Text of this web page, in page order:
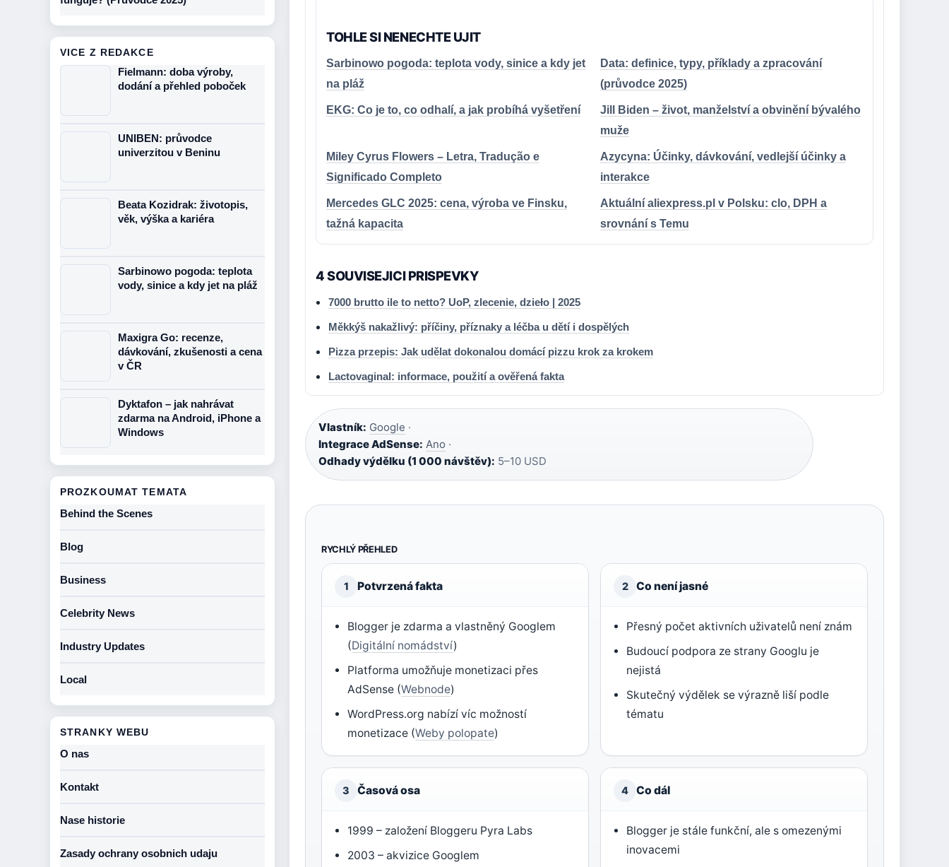
TOHLE SI NENECHTE UJIT
Sarbinowo pogoda: teplota vody, sinice a kdy jet
na pláž
Data: definice, typy, příklady a zpracování
(průvodce 2025)
EKG: Co je to, co odhalí, a jak probíhá vyšetření
Jill Biden – život, manželství a obvinění bývalého
muže
Miley Cyrus Flowers – Letra, Tradução e
Significado Completo
Azycyna: Účinky, dávkování, vedlejší účinky a
interakce
Mercedes GLC 2025: cena, výroba ve Finsku,
tažná kapacita
Aktuální aliexpress.pl v Polsku: clo, DPH a
srovnání s Temu
4 SOUVISEJICI PRISPEVKY
7000 brutto ile to netto? UoP, zlecenie, dzieło | 2025
Měkkýš nakažlivý: příčiny, příznaky a léčba u dětí i dospělých
Pizza przepis: Jak udělat dokonalou domácí pizzu krok za krokem
Lactovaginal: informace, použití a ověřená fakta
Vlastník: Google ·
Integrace AdSense: Ano ·
Odhady výdělku (1 000 návštěv): 5–10 USD
RYCHLÝ PŘEHLED
1 Potvrzená fakta
Blogger je zdarma a vlastněný Googlem
(Digitální nomádství)
Platforma umožňuje monetizaci přes
AdSense (Webnode)
WordPress.org nabízí víc možností
monetizace (Weby polopate)
2 Co není jasné
Přesný počet aktivních uživatelů není znám
Budoucí podpora ze strany Googlu je
nejistá
Skutečný výdělek se výrazně liší podle
tématu
3 Časová osa
1999 – založení Bloggeru Pyra Labs
2003 – akvizice Googlem
4 Co dál
Blogger je stále funkční, ale s omezenými
inovacemi
VICE Z REDAKCE
Fielmann: doba výroby,
dodání a přehled poboček
UNIBEN: průvodce
univerzitou v Beninu
Beata Kozidrak: životopis,
věk, výška a kariéra
Sarbinowo pogoda: teplota
vody, sinice a kdy jet na pláž
Maxigra Go: recenze,
dávkování, zkušenosti a cena
v ČR
Dyktafon – jak nahrávat
zdarma na Android, iPhone a
Windows
PROZKOUMAT TEMATA
Behind the Scenes
Blog
Business
Celebrity News
Industry Updates
Local
STRANKY WEBU
O nas
Kontakt
Nase historie
Zasady ochrany osobnich udaju